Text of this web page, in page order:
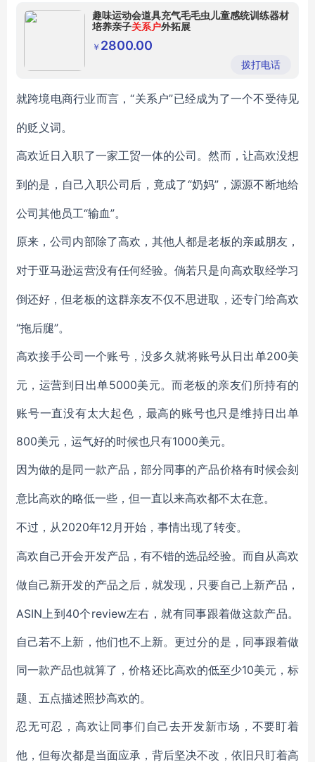
趣味运动会道具充气毛毛虫儿童感统训练器材
培养亲子关系户外拓展
￥ 2800.00
拨打电话
就跨境电商行业而言，“关系户”已经成为了一个不受待见
的贬义词。
高欢近日入职了一家工贸一体的公司。然而，让高欢没想
到的是，自己入职公司后，竟成了“奶妈”，源源不断地给
公司其他员工“输血”。
原来，公司内部除了高欢，其他人都是老板的亲戚朋友，
对于亚马逊运营没有任何经验。倘若只是向高欢取经学习
倒还好，但老板的这群亲友不仅不思进取，还专门给高欢
“拖后腿”。
高欢接手公司一个账号，没多久就将账号从日出单200美
元，运营到日出单5000美元。而老板的亲友们所持有的
账号一直没有太大起色，最高的账号也只是维持日出单
800美元，运气好的时候也只有1000美元。
因为做的是同一款产品，部分同事的产品价格有时候会刻
意比高欢的略低一些，但一直以来高欢都不太在意。
不过，从2020年12月开始，事情出现了转变。
高欢自己开会开发产品，有不错的选品经验。而自从高欢
做自己新开发的产品之后，就发现，只要自己上新产品，
ASIN上到40个review左右，就有同事跟着做这款产品。
自己若不上新，他们也不上新。更过分的是，同事跟着做
同一款产品也就算了，价格还比高欢的低至少10美元，标
题、五点描述照抄高欢的。
忍无可忍，高欢让同事们自己去开发新市场，不要盯着
他，但每次都是当面应承，背后坚决不改，依旧只盯着高